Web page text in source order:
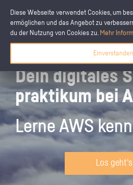
Diese Webseite verwendet Cookies, um
ermöglichen und das Angebot zu
du der Nutzung von Cookies zu. Mehr
Dein digitales
praktikum bei
Lerne AWS
Los geht's